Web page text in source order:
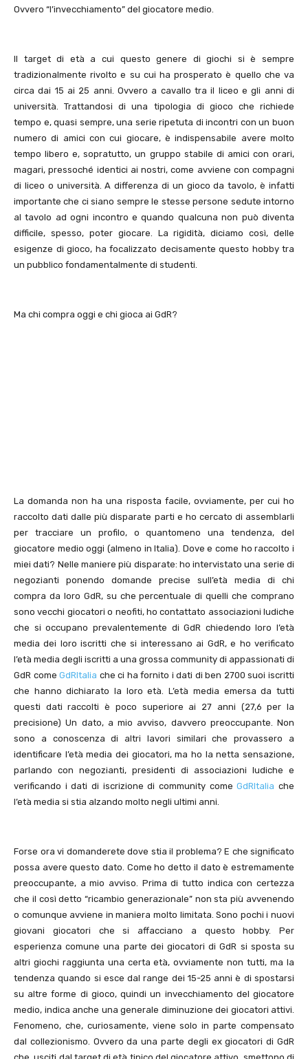
Ovvero “l’invecchiamento” del giocatore medio.
Il target di età a cui questo genere di giochi si è sempre
tradizionalmente rivolto e su cui ha prosperato è quello che va
circa dai 15 ai 25 anni. Ovvero a cavallo tra il liceo e gli anni di
università. Trattandosi di una tipologia di gioco che richiede
tempo e, quasi sempre, una serie ripetuta di incontri con un buon
numero di amici con cui giocare, è indispensabile avere molto
tempo libero e, sopratutto, un gruppo stabile di amici con orari,
magari, pressoché identici ai nostri, come avviene con compagni
di liceo o università. A differenza di un gioco da tavolo, è infatti
importante che ci siano sempre le stesse persone sedute intorno
al tavolo ad ogni incontro e quando qualcuna non può diventa
difficile, spesso, poter giocare. La rigidità, diciamo così, delle
esigenze di gioco, ha focalizzato decisamente questo hobby tra
un pubblico fondamentalmente di studenti.
Ma chi compra oggi e chi gioca ai GdR?
La domanda non ha una risposta facile, ovviamente, per cui ho
raccolto dati dalle più disparate parti e ho cercato di assemblarli
per tracciare un profilo, o quantomeno una tendenza, del
giocatore medio oggi (almeno in Italia). Dove e come ho raccolto i
miei dati? Nelle maniere più disparate: ho intervistato una serie di
negozianti ponendo domande precise sull’età media di chi
compra da loro GdR, su che percentuale di quelli che comprano
sono vecchi giocatori o neofiti, ho contattato associazioni ludiche
che si occupano prevalentemente di GdR chiedendo loro l’età
media dei loro iscritti che si interessano ai GdR, e ho verificato
l’età media degli iscritti a una grossa community di appassionati di
GdR comeGdRItalia che ci ha fornito i dati di ben 2700 suoi iscritti
che hanno dichiarato la loro età. L’età media emersa da tutti
questi dati raccolti è poco superiore ai 27 anni (27,6 per la
precisione) Un dato, a mio avviso, davvero preoccupante. Non
sono a conoscenza di altri lavori similari che provassero a
identificare l’età media dei giocatori, ma ho la netta sensazione,
parlando con negozianti, presidenti di associazioni ludiche e
verificando i dati di iscrizione di community comeGdRItalia che
l’età media si stia alzando molto negli ultimi anni.
Forse ora vi domanderete dove stia il problema? E che significato
possa avere questo dato. Come ho detto il dato è estremamente
preoccupante, a mio avviso. Prima di tutto indica con certezza
che il così detto “ricambio generazionale” non sta più avvenendo
o comunque avviene in maniera molto limitata. Sono pochi i nuovi
giovani giocatori che si affacciano a questo hobby. Per
esperienza comune una parte dei giocatori di GdR si sposta su
altri giochi raggiunta una certa età, ovviamente non tutti, ma la
tendenza quando si esce dal range dei 15-25 anni è di spostarsi
su altre forme di gioco, quindi un invecchiamento del giocatore
medio, indica anche una generale diminuzione dei giocatori attivi.
Fenomeno, che, curiosamente, viene solo in parte compensato
dal collezionismo. Ovvero da una parte degli ex giocatori di GdR